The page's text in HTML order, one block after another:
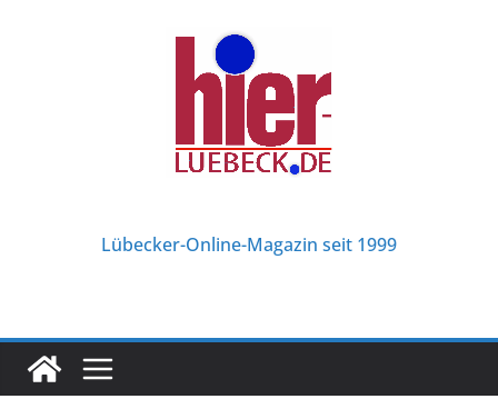
Lübecker-Online-Magazin seit 1999